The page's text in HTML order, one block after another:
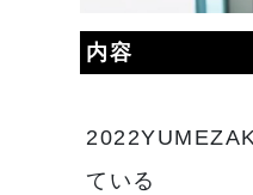
内容
ている